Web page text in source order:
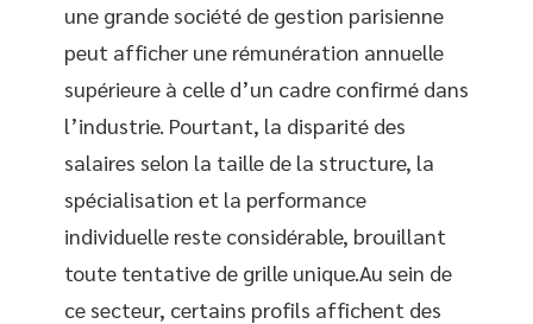
une grande société de gestion parisienne
peut afficher une rémunération annuelle
supérieure à celle d’un cadre confirmé dans
l’industrie. Pourtant, la disparité des
salaires selon la taille de la structure, la
spécialisation et la performance
individuelle reste considérable, brouillant
toute tentative de grille unique.Au sein de
ce secteur, certains profils affichent des